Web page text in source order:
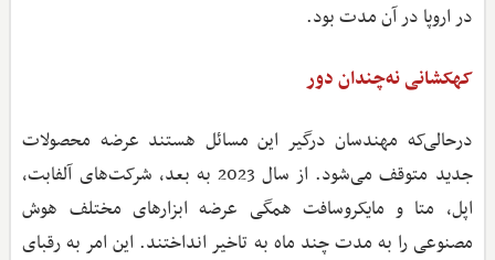
در اروپا در آن مدت بود.
کهکشانی نه‌چندان دور
درحالی‌که مهندسان درگیر این مسائل هستند عرضه محصولات
جدید متوقف می‌شود. از سال 2023 به بعد، شرکت‌های آلفابت،
اپل، متا و مایکروسافت همگی عرضه ابزارهای مختلف هوش
مصنوعی را به مدت چند ماه به تاخیر انداختند. این امر به رقبای